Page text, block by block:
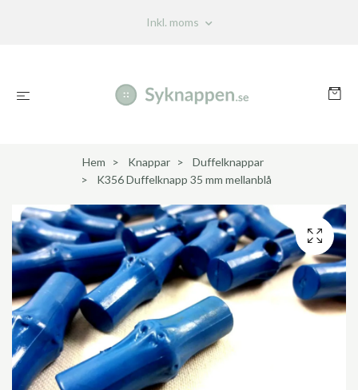
Inkl. moms
Hem Knappar
Duffelknappar
K356 Duffelknapp 35 mm mellanblå